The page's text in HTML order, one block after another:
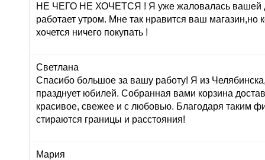
НЕ ЧЕГО НЕ ХОЧЕТСЯ ! Я уже жаловалась вашей
работает утром. Мне так нравится ваш магазин,но
хочется ничего покупать !
Светлана
Спасибо большое за вашу работу! Я из
празднует юбилей. Собранная вами корзина
красивое, свежее и с любовью. Благодаря таким
стираются границы и расстояния!
Мария